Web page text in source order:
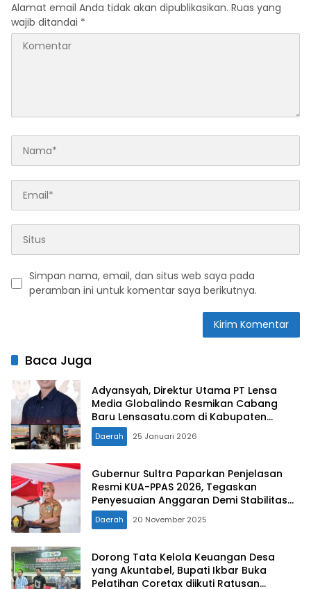
Alamat email Anda tidak akan dipublikasikan. Ruas yang
wajib ditandai *
Simpan nama, email, dan situs web saya pada
peramban ini untuk komentar saya berikutnya.
Baca Juga
Adyansyah, Direktur Utama PT Lensa
Media Globalindo Resmikan Cabang
Baru Lensasatu.com di Kabupaten
Kolaka Timur
Daerah 25 Januari 2026
Gubernur Sultra Paparkan Penjelasan
Resmi KUA-PPAS 2026, Tegaskan
Penyesuaian Anggaran Demi Stabilitas
Fiskal Daerah
Daerah 20 November 2025
Dorong Tata Kelola Keuangan Desa
yang Akuntabel, Bupati Ikbar Buka
Pelatihan Coretax diikuti Ratusan